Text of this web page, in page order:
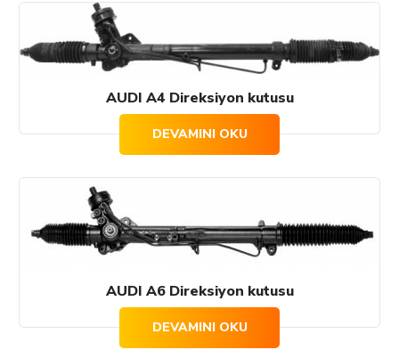
AUDI A4 Direksiyon kutusu
DEVAMINI OKU
AUDI A6 Direksiyon kutusu
DEVAMINI OKU